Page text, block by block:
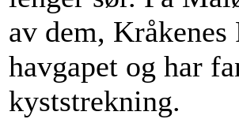
av dem,
havgapet og har
kyststrekning.